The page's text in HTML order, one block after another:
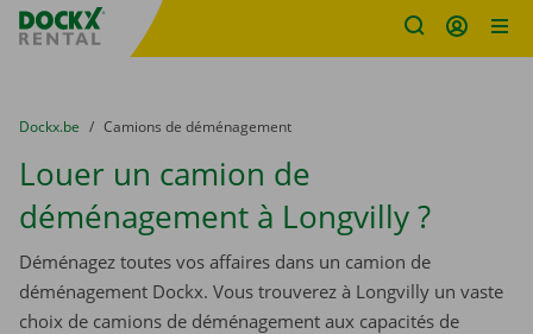
sitename
You are here:
du
Dockx.be to
Camions de déménagement
Louer un camion de
déménagement à Longvilly ?
Déménagez toutes vos affaires dans un camion de
déménagement Dockx. Vous trouverez à Longvilly un vaste
choix de camions de déménagement aux capacités de